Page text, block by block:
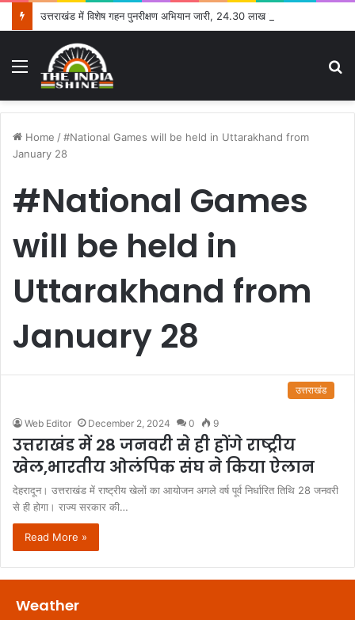
Menu
Home /#National Games will be held in Uttarakhand from
January 28
#National Games
will be held in
Uttarakhand from
January 28
उत्तराखंड
Web Editor December 2, 2024 0 9
उत्तराखंड में 28 जनवरी से ही होंगे राष्ट्रीय
खेल,भारतीय ओलंपिक संघ ने किया ऐलान
देहरादून। उत्तराखंड में राष्ट्रीय खेलों का आयोजन अगले वर्ष पूर्व निर्धारित तिथि 28 जनवरी
से ही होगा। राज्य सरकार की…
Read More »
Weather